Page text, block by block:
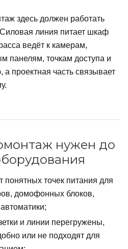
здесь должен работать
линия питает шкаф
ведёт к камерам,
панелям, точкам доступа и
проектная часть связывает
нужен до
понятных точек питания для
домофонных блоков,
и линии перегружены,
или не подходят для